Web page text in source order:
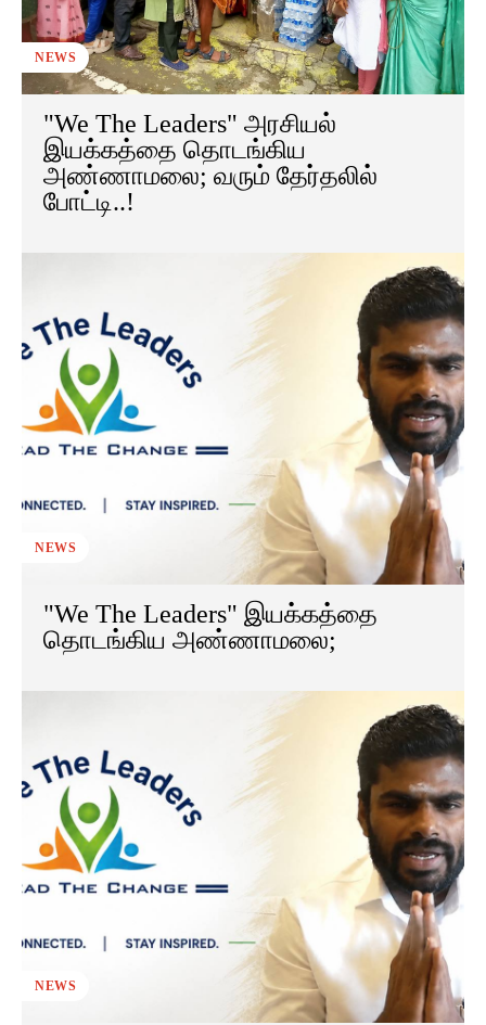
NEWS
"We The Leaders" அரசியல்
இயக்கத்தை தொடங்கிய
அண்ணாமலை; வரும் தேர்தலில்
போட்டி..!
NEWS
"We The Leaders" இயக்கத்தை
தொடங்கிய அண்ணாமலை;
NEWS